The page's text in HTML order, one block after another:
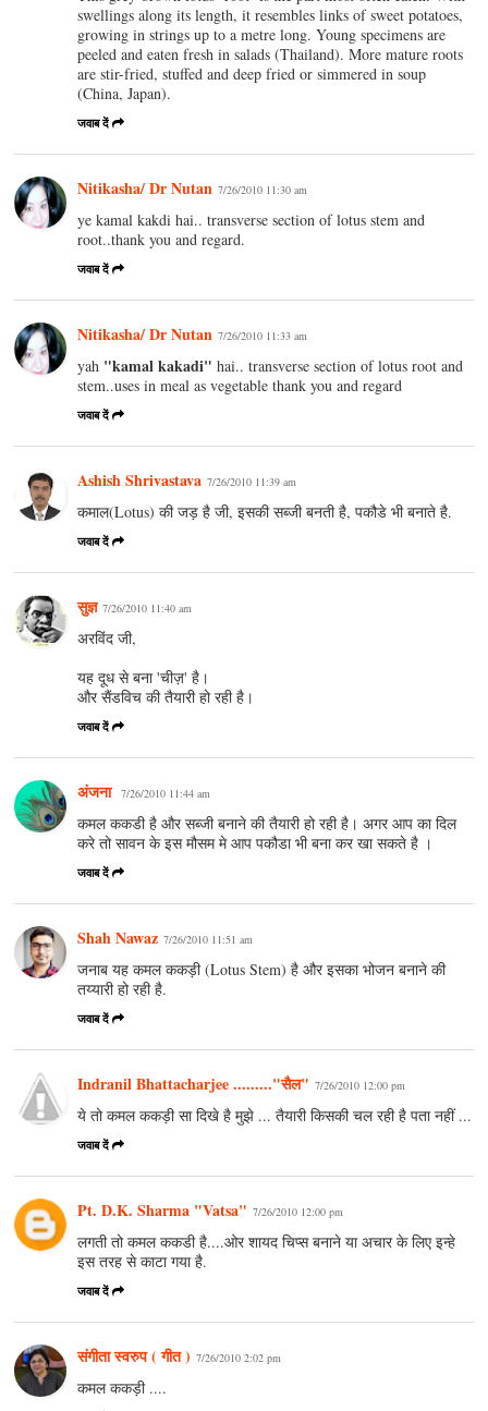
swellings along its length, it resembles links of sweet potatoes,
growing in strings up to a metre long. Young specimens are
peeled and eaten fresh in salads (Thailand). More mature roots
are stir-fried, stuffed and deep fried or simmered in soup
(China, Japan).
जवाब दें
Nitikasha/ Dr Nutan 7/26/2010 11:30 am
ye kamal kakdi hai.. transverse section of lotus stem and
root..thank you and regard.
जवाब दें
Nitikasha/ Dr Nutan 7/26/2010 11:33 am
yah "kamal kakadi"hai.. transverse section of lotus root and
stem..uses in meal as vegetable thank you and regard
जवाब दें
Ashish Shrivastava 7/26/2010 11:39 am
कमाल(Lotus) की जड़ है जी, इसकी सब्जी बनती है, पकौडे भी बनाते है.
जवाब दें
सुज्ञ 7/26/2010 11:40 am
अरविंद जी,
यह दूध से बना 'चीज़' है।
और सैंडविच की तैयारी हो रही है।
जवाब दें
अंजना 7/26/2010 11:44 am
कमल ककडी है और सब्जी बनाने की तैयारी हो रही है। अगर आप का दिल
करे तो सावन के इस मौसम मे आप पकौडा भी बना कर खा सकते है ।
जवाब दें
Shah Nawaz 7/26/2010 11:51 am
जनाब यह कमल ककड़ी (Lotus Stem) है और इसका भोजन बनाने की
तय्यारी हो रही है.
जवाब दें
Indranil Bhattacharjee ........."सैल" 7/26/2010 12:00 pm
ये तो कमल ककड़ी सा दिखे है मुझे ... तैयारी किसकी चल रही है पता नहीं ...
जवाब दें
Pt. D.K. Sharma "Vatsa" 7/26/2010 12:00 pm
लगती तो कमल ककडी है....ओर शायद चिप्स बनाने या अचार के लिए इन्हे
इस तरह से काटा गया है.
जवाब दें
संगीता स्वरुप ( गीत ) 7/26/2010 2:02 pm
कमल ककड़ी ....